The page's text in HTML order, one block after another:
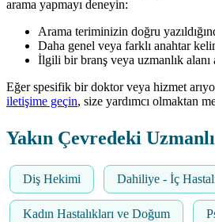
arama yapmayı deneyin:
Arama teriminizin doğru
Daha genel veya farklı anahtar
İlgili bir branş veya uzmanlık alanı
Eğer spesifik bir doktor veya hizmet
iletişime geçin, size yardımcı olmaktan
Yakın Çevredeki
Diş Hekimi Dahiliye - İç
Kadın Hastalıkları ve Doğum